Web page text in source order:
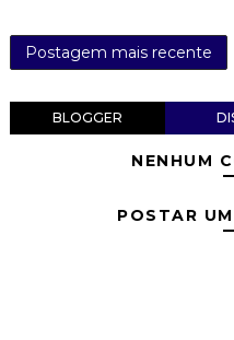
Postagem mais recente
BLOGGER
NENHUM
POSTAR